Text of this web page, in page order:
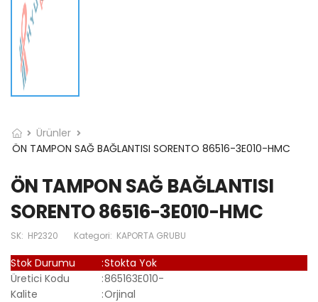
Ürünler
ÖN TAMPON SAĞ BAĞLANTISI SORENTO 86516-3E010-HMC
ÖN TAMPON SAĞ BAĞLANTISI
SORENTO 86516-3E010-HMC
SK: HP2320 Kategori: KAPORTA GRUBU
Stok Durumu :Stokta Yok
Üretici Kodu
:865163E010-
Kalite
:Orjinal